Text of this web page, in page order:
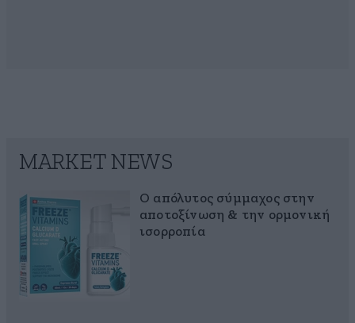
MARKET NEWS
Ο απόλυτος σύμμαχος στην
αποτοξίνωση & την ορμονική
ισορροπία